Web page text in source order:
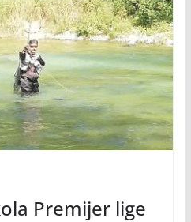
Premijer lige